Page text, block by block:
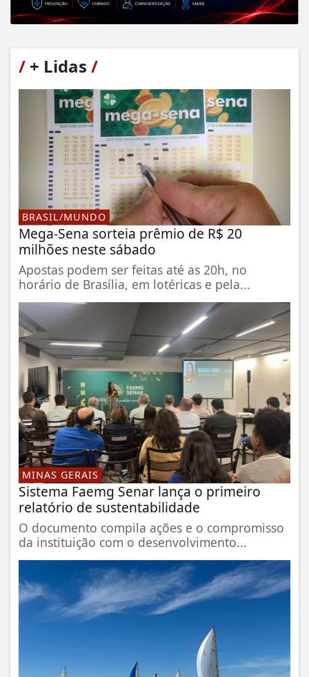
/ + Lidas /
BRASIL/MUNDO
Mega-Sena sorteia prêmio de R$ 20
milhões neste sábado
Apostas podem ser feitas até as 20h, no
horário de Brasília, em lotéricas e pela...
MINAS GERAIS
Sistema Faemg Senar lança o primeiro
relatório de sustentabilidade
O documento compila ações e o compromisso
da instituição com o desenvolvimento...